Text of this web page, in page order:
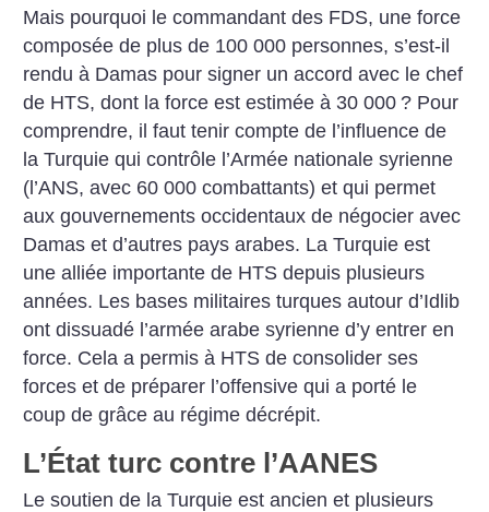
Mais pourquoi le commandant des FDS, une force
composée de plus de 100 000 personnes, s’est-il
rendu à Damas pour signer un accord avec le chef
de HTS, dont la force est estimée à 30 000 ? Pour
comprendre, il faut tenir compte de l’influence de
la Turquie qui contrôle l’Armée nationale syrienne
(l’ANS, avec 60 000 combattants) et qui permet
aux gouvernements occidentaux de négocier avec
Damas et d’autres pays arabes. La Turquie est
une alliée importante de HTS depuis plusieurs
années. Les bases militaires turques autour d’Idlib
ont dissuadé l’armée arabe syrienne d’y entrer en
force. Cela a permis à HTS de consolider ses
forces et de préparer l’offensive qui a porté le
coup de grâce au régime décrépit.
L’État turc contre l’AANES
Le soutien de la Turquie est ancien et plusieurs